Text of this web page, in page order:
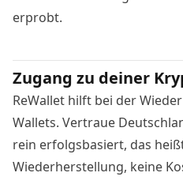
erprobt.
Zugang zu deiner
ReWallet hilft bei der
Wallets. Vertraue
rein erfolgsbasiert, das
Wiederherstellung, keine